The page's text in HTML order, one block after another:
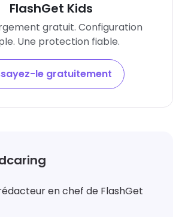
FlashGet Kids
gratuit. Configuration
Une protection fiable.
le gratuitement
en chef de FlashGet